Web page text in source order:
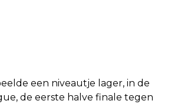
een niveautje lager, in de
de eerste halve finale tegen